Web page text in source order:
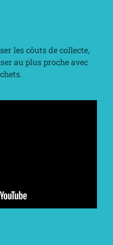
les côuts de collecte,
au plus proche avec